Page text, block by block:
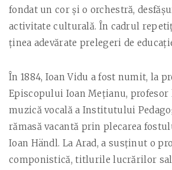
fondat un cor şi o orchestră,
activitate culturală. În cadrul
ţinea adevărate prelegeri de
În 1884, Ioan Vidu a fost numit, la
Episcopului Ioan Meţianu, profesor
muzică vocală a Institutului
rămasă vacantă prin plecarea
Ioan Händl. La Arad, a susținut o
componistică, titlurile lucrărilor